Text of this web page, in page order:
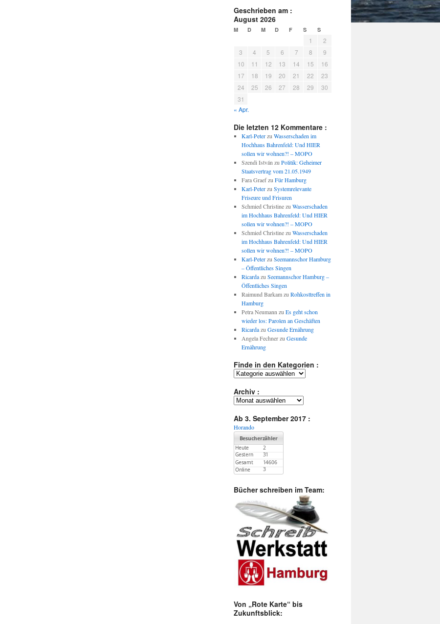
Geschrieben am :
August 2026
M D M D F S S
1
2
3
4 5 6 7 8
9
10
11 12 13 14 15
16
17
18 19 20 21 22
23
24
25 26 27 28 29
30
31
« Apr.
Die letzten 12 Kommentare :
Karl-Peterzu Wasserschaden im
Hochhaus Bahrenfeld: Und HIER
sollen wir wohnen?! – MOPO
Szendi István zu Politik: Geheimer
Staatsvertrag vom 21.05.1949
Fara Graefzu Für Hamburg
Karl-Peterzu Systemrelevante
Friseure und Frisuren
Schmied Christinezu Wasserschaden
im Hochhaus Bahrenfeld: Und HIER
sollen wir wohnen?! – MOPO
Schmied Christinezu Wasserschaden
im Hochhaus Bahrenfeld: Und HIER
sollen wir wohnen?! – MOPO
Karl-Peterzu Seemannschor Hamburg
– Öffentliches Singen
Ricardazu Seemannschor Hamburg –
Öffentliches Singen
Raimund Barkamzu Rohkosttreffen in
Hamburg
Petra Neumann zu Es geht schon
wieder los: Parolen an Geschäften
Ricardazu Gesunde Ernährung
Angela Fechnerzu Gesunde
Ernährung
Finde in den Kategorien :
Finde
den
Kategorien
Archiv :
Archiv
Ab 3. September 2017 :
Horando
Bücher schreiben im Team:
Von „Rote Karte“ bis
Zukunftsblick: